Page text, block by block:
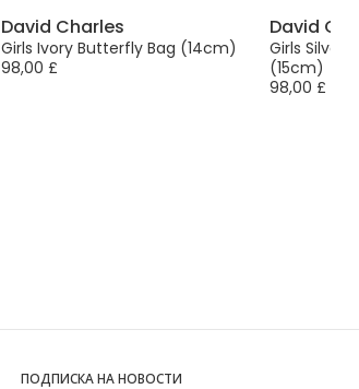
David Charles
Girls Ivory Butterfly Bag (14cm)
98,00 £
David
Girls Silver
(15cm)
98,00 £
ПОДПИСКА НА НОВОСТИ